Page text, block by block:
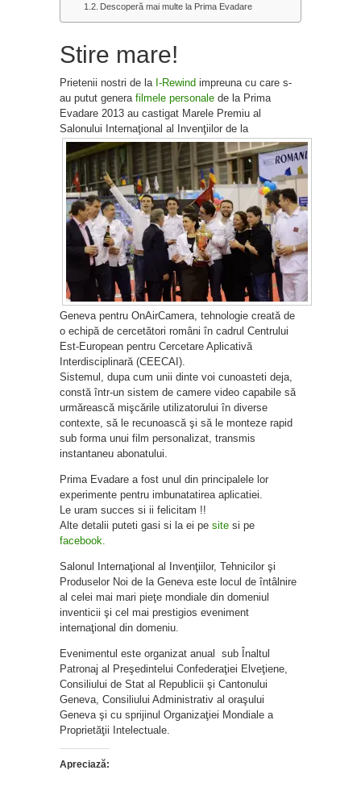
Descoperă mai multe la Prima Evadare
Stire mare!
Prietenii nostri de la I-Rewind impreuna cu care s-
au putut genera filmele personale de la Prima
Evadare 2013 au castigat Marele Premiu al
Salonului Internaţional al Invenţiilor de la
Geneva pentru OnAirCamera, tehnologie creată de
o echipă de cercetători români în cadrul Centrului
Est-European pentru Cercetare Aplicativă
Interdisciplinară (CEECAI).
Sistemul, dupa cum unii dinte voi cunoasteti deja,
constă într-un sistem de camere video capabile să
urmărească mişcările utilizatorului în diverse
contexte, să le recunoască şi să le monteze rapid
sub forma unui film personalizat, transmis
instantaneu abonatului.
Prima Evadare a fost unul din principalele lor
experimente pentru imbunatatirea aplicatiei.
Le uram succes si ii felicitam !!
Alte detalii puteti gasi si la ei pe site si pe
facebook.
Salonul Internaţional al Invenţiilor, Tehnicilor şi
Produselor Noi de la Geneva este locul de întâlnire
al celei mai mari pieţe mondiale din domeniul
inventicii şi cel mai prestigios eveniment
internaţional din domeniu.
Evenimentul este organizat anual sub Înaltul
Patronaj al Preşedintelui Confederaţiei Elveţiene,
Consiliului de Stat al Republicii şi Cantonului
Geneva, Consiliului Administrativ al oraşului
Geneva şi cu sprijinul Organizaţiei Mondiale a
Proprietăţii Intelectuale.
Apreciază: